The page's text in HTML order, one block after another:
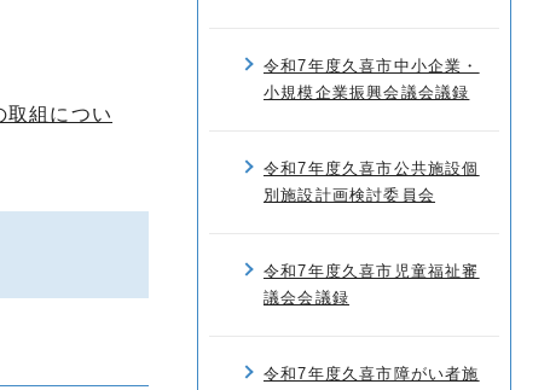
取組につい
令和7年度久喜市中小企業・
小規模企業振興会議会議録
令和7年度久喜市公共施設個
別施設計画検討委員会
令和7年度久喜市児童福祉審
議会会議録
令和7年度久喜市障がい者施